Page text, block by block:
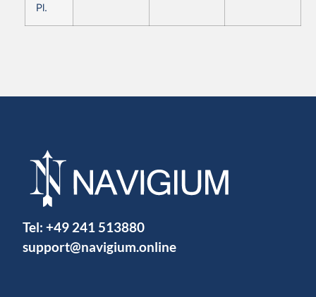
Pl.
Tel: +49 241 513880
support@navigium.online